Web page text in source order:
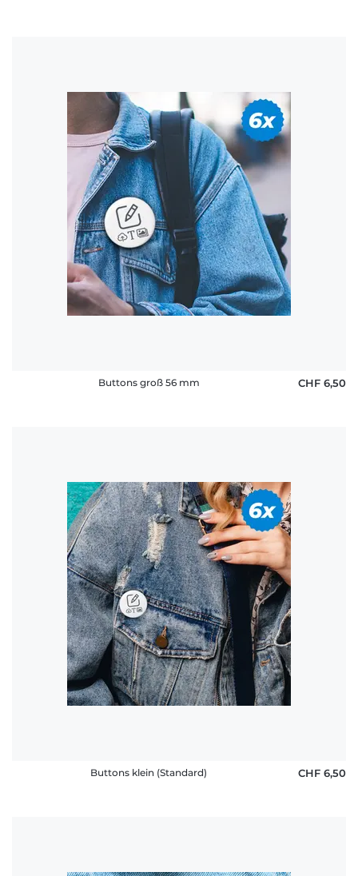
Buttons groß 56 mm CHF 6,50
Buttons klein (Standard) CHF 6,50